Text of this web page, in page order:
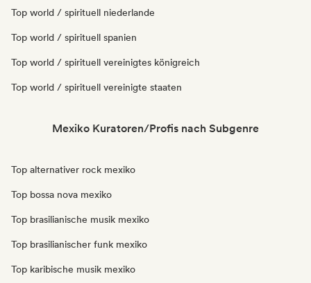
Top world / spirituell niederlande
Top world / spirituell spanien
Top world / spirituell vereinigtes königreich
Top world / spirituell vereinigte staaten
Mexiko Kuratoren/Profis nach Subgenre
Top alternativer rock mexiko
Top bossa nova mexiko
Top brasilianische musik mexiko
Top brasilianischer funk mexiko
Top karibische musik mexiko